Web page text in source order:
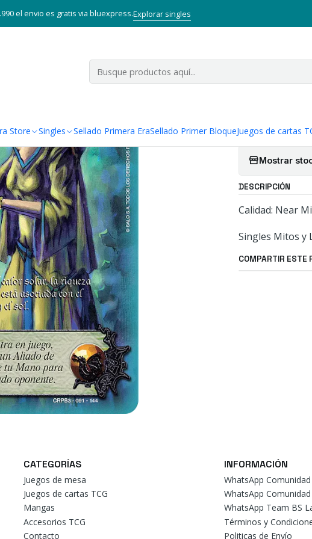
Store Singles Sellado Primera EraSellado Primer BloqueJuegos de cartas
el envio es gratis via bluexpress.Explorar singles
de cartas TCG Mitos y Leyendas TCG Singles Primer Bloque MYL
AINE -
Agregar
Mostrar
DESCRIPCIÓN
Calidad: Near
Singles Mitos y
COMPARTIR ESTE
CATEGORÍAS
Juegos de mesa
Juegos de cartas TCG
Mangas
Accesorios TCG
Contacto
INFORMACIÓN
WhatsApp
WhatsApp
WhatsApp Team BS
Términos y
Politicas de Envío